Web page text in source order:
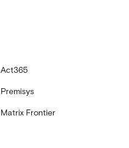
Act365
Premisys
Matrix Frontier